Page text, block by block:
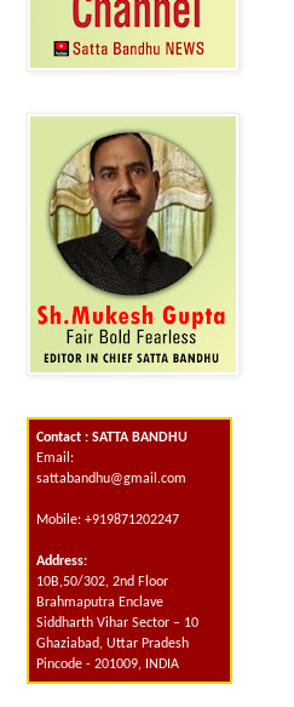
Contact : SATTA BANDHU
Email:
sattabandhu@gmail.com
Mobile: +919871202247
Address:
10B,50/302, 2nd Floor
Brahmaputra Enclave
Siddharth Vihar Sector – 10
Ghaziabad, Uttar Pradesh
Pincode - 201009, INDIA